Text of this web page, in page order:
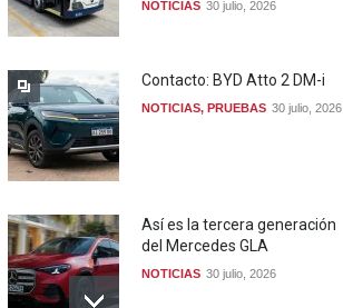
NOTICIAS 30 julio, 2026
Contacto: BYD Atto 2 DM-i
NOTICIAS, PRUEBAS 30 julio, 2026
Así es la tercera generación
del Mercedes GLA
NOTICIAS 30 julio, 2026